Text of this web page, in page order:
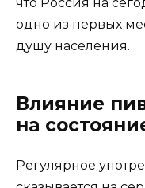
одно из первых
душу населения.
Влияние
на
Регулярное